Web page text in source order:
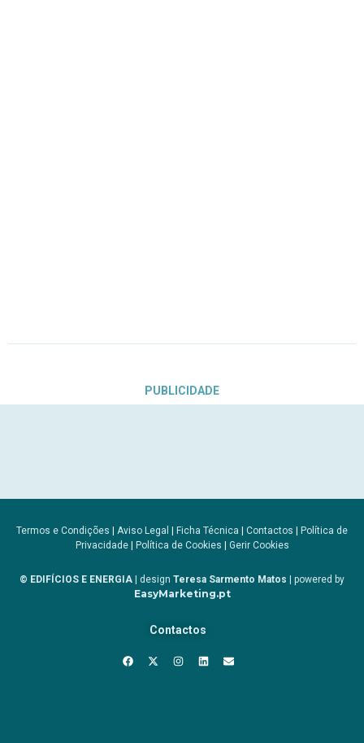
PUBLICIDADE
Termos e Condições | Aviso Legal | Ficha Técnica | Contactos | Política de
Privacidade| Política de Cookies | Gerir Cookies
© EDIFÍCIOS E ENERGIA | design Teresa Sarmento Matos | powered by
EasyMarketing.pt
Contactos